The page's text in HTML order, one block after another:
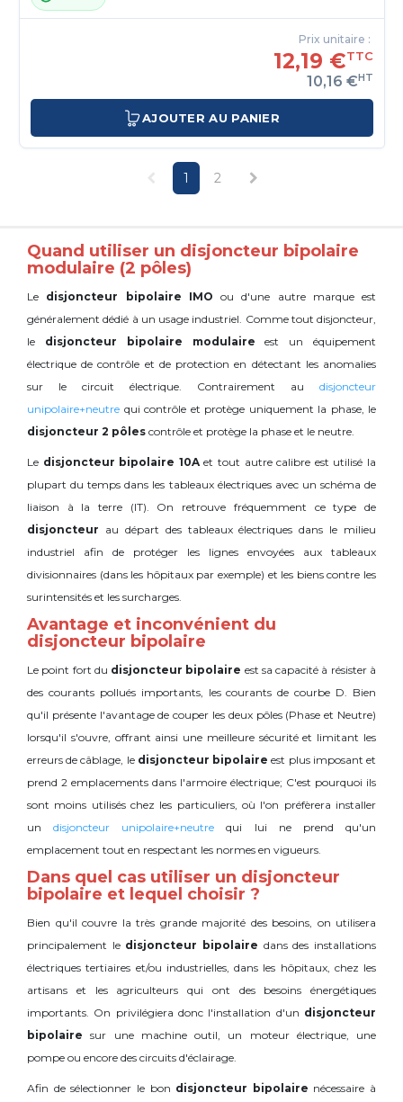
Prix unitaire :
12,19 €TTC
10,16 €HT
AJOUTER AU PANIER
1 2
Quand utiliser un disjoncteur bipolaire
modulaire (2 pôles)
Le disjoncteur bipolaire IMO ou d'une autre marque est
généralement dédié à un usage industriel. Comme tout disjoncteur,
le disjoncteur bipolaire modulaireest un équipement
électrique de contrôle et de protection en détectant les anomalies
sur le circuit électrique. Contrairement au disjoncteur
unipolaire+neutre qui contrôle et protège uniquement la phase, le
disjoncteur 2 pôles contrôle et protège la phase et le neutre.
Le disjoncteur bipolaire 10Aet tout autre calibre est utilisé la
plupart du temps dans les tableaux électriques avec un schéma de
liaison à la terre (IT). On retrouve fréquemment ce type de
disjoncteur au départ des tableaux électriques dans le milieu
industriel afin de protéger les lignes envoyées aux tableaux
divisionnaires (dans les hôpitaux par exemple) et les biens contre les
surintensités et les surcharges.
Avantage et inconvénient du
disjoncteur bipolaire
Le point fort du disjoncteur bipolaire est sa capacité à résister à
des courants pollués importants, les courants de courbe D. Bien
qu'il présente l'avantage de couper les deux pôles (Phase et Neutre)
lorsqu'il s'ouvre, offrant ainsi une meilleure sécurité et limitant les
erreurs de câblage, le disjoncteur bipolaire est plus imposant et
prend 2 emplacements dans l'armoire électrique; C'est pourquoi ils
sont moins utilisés chez les particuliers, où l'on préfèrera installer
undisjoncteur unipolaire+neutre qui lui ne prend qu'un
emplacement tout en respectant les normes en vigueurs.
Dans quel cas utiliser un disjoncteur
bipolaire et lequel choisir ?
Bien qu'il couvre la très grande majorité des besoins, on utilisera
principalement le disjoncteur bipolaire dans des installations
électriques tertiaires et/ou industrielles, dans les hôpitaux, chez les
artisans et les agriculteurs qui ont des besoins énergétiques
importants. On privilégiera donc l'installation d'un disjoncteur
bipolairesur une machine outil, un moteur électrique, une
pompe ou encore des circuits d'éclairage.
Afin de sélectionner le bon disjoncteur bipolaire nécessaire à